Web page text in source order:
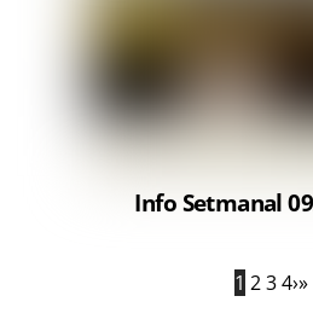
Info Setmanal
1 2 3 4›»